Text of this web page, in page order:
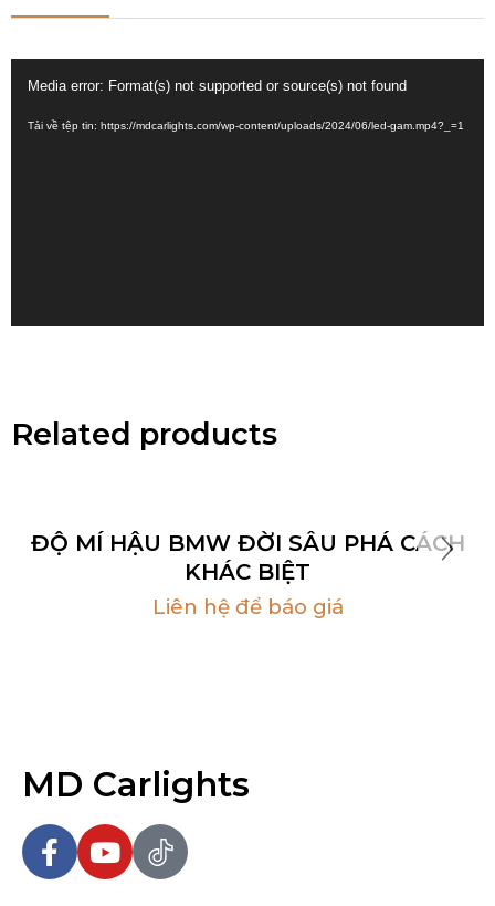
Video
Media error: Format(s) not supported or source(s) not found
Tải về tệp tin: https://mdcarlights.com/wp-content/uploads/2024/06/led-gam.mp4?_=1
Related products
ĐỘ MÍ HẬU BMW ĐỜI SÂU PHÁ CÁCH
KHÁC BIỆT
Liên hệ để báo giá
MD Carlights